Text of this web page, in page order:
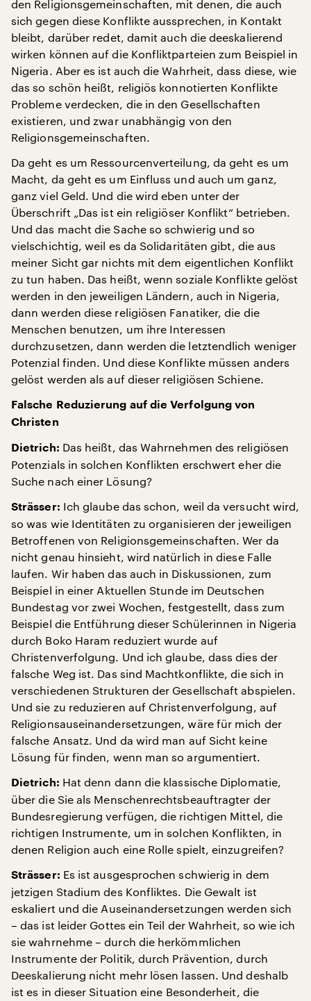
den Religionsgemeinschaften, mit denen, die auch
sich gegen diese Konflikte aussprechen, in Kontakt
bleibt, darüber redet, damit auch die deeskalierend
wirken können auf die Konfliktparteien zum Beispiel in
Nigeria. Aber es ist auch die Wahrheit, dass diese, wie
das so schön heißt, religiös konnotierten Konflikte
Probleme verdecken, die in den Gesellschaften
existieren, und zwar unabhängig von den
Religionsgemeinschaften.
Da geht es um Ressourcenverteilung, da geht es um
Macht, da geht es um Einfluss und auch um ganz,
ganz viel Geld. Und die wird eben unter der
Überschrift „Das ist ein religiöser Konflikt“ betrieben.
Und das macht die Sache so schwierig und so
vielschichtig, weil es da Solidaritäten gibt, die aus
meiner Sicht gar nichts mit dem eigentlichen Konflikt
zu tun haben. Das heißt, wenn soziale Konflikte gelöst
werden in den jeweiligen Ländern, auch in Nigeria,
dann werden diese religiösen Fanatiker, die die
Menschen benutzen, um ihre Interessen
durchzusetzen, dann werden die letztendlich weniger
Potenzial finden. Und diese Konflikte müssen anders
gelöst werden als auf dieser religiösen Schiene.
Falsche Reduzierung auf die Verfolgung von
Christen
Dietrich: Das heißt, das Wahrnehmen des religiösen
Potenzials in solchen Konflikten erschwert eher die
Suche nach einer Lösung?
Strässer: Ich glaube das schon, weil da versucht wird,
so was wie Identitäten zu organisieren der jeweiligen
Betroffenen von Religionsgemeinschaften. Wer da
nicht genau hinsieht, wird natürlich in diese Falle
laufen. Wir haben das auch in Diskussionen, zum
Beispiel in einer Aktuellen Stunde im Deutschen
Bundestag vor zwei Wochen, festgestellt, dass zum
Beispiel die Entführung dieser Schülerinnen in Nigeria
durch Boko Haram reduziert wurde auf
Christenverfolgung. Und ich glaube, dass dies der
falsche Weg ist. Das sind Machtkonflikte, die sich in
verschiedenen Strukturen der Gesellschaft abspielen.
Und sie zu reduzieren auf Christenverfolgung, auf
Religionsauseinandersetzungen, wäre für mich der
falsche Ansatz. Und da wird man auf Sicht keine
Lösung für finden, wenn man so argumentiert.
Dietrich: Hat denn dann die klassische Diplomatie,
über die Sie als Menschenrechtsbeauftragter der
Bundesregierung verfügen, die richtigen Mittel, die
richtigen Instrumente, um in solchen Konflikten, in
denen Religion auch eine Rolle spielt, einzugreifen?
Strässer: Es ist ausgesprochen schwierig in dem
jetzigen Stadium des Konfliktes. Die Gewalt ist
eskaliert und die Auseinandersetzungen werden sich
– das ist leider Gottes ein Teil der Wahrheit, so wie ich
sie wahrnehme – durch die herkömmlichen
Instrumente der Politik, durch Prävention, durch
Deeskalierung nicht mehr lösen lassen. Und deshalb
ist es in dieser Situation eine Besonderheit, die